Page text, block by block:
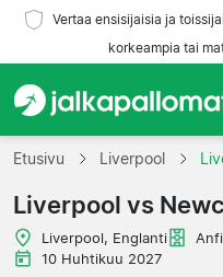
Vertaa ensisijaisia ja
korkeampia tai
Etusivu
Joukkueet
Liigat
Etusivu Liverpool
Liverpool vs
Liverpool, Englanti
10 Huhtikuu 2027